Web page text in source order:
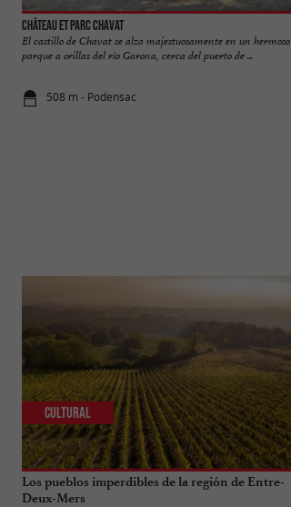
Château et Parc Chavat
El castillo de Chavat se alza majestuosamente en un hermoso
parque a orillas del río Garona, cerca del puerto de ...
508 m - Podensac
Los pueblos imperdibles de la región de Entre-
Deux-Mers
Cultural